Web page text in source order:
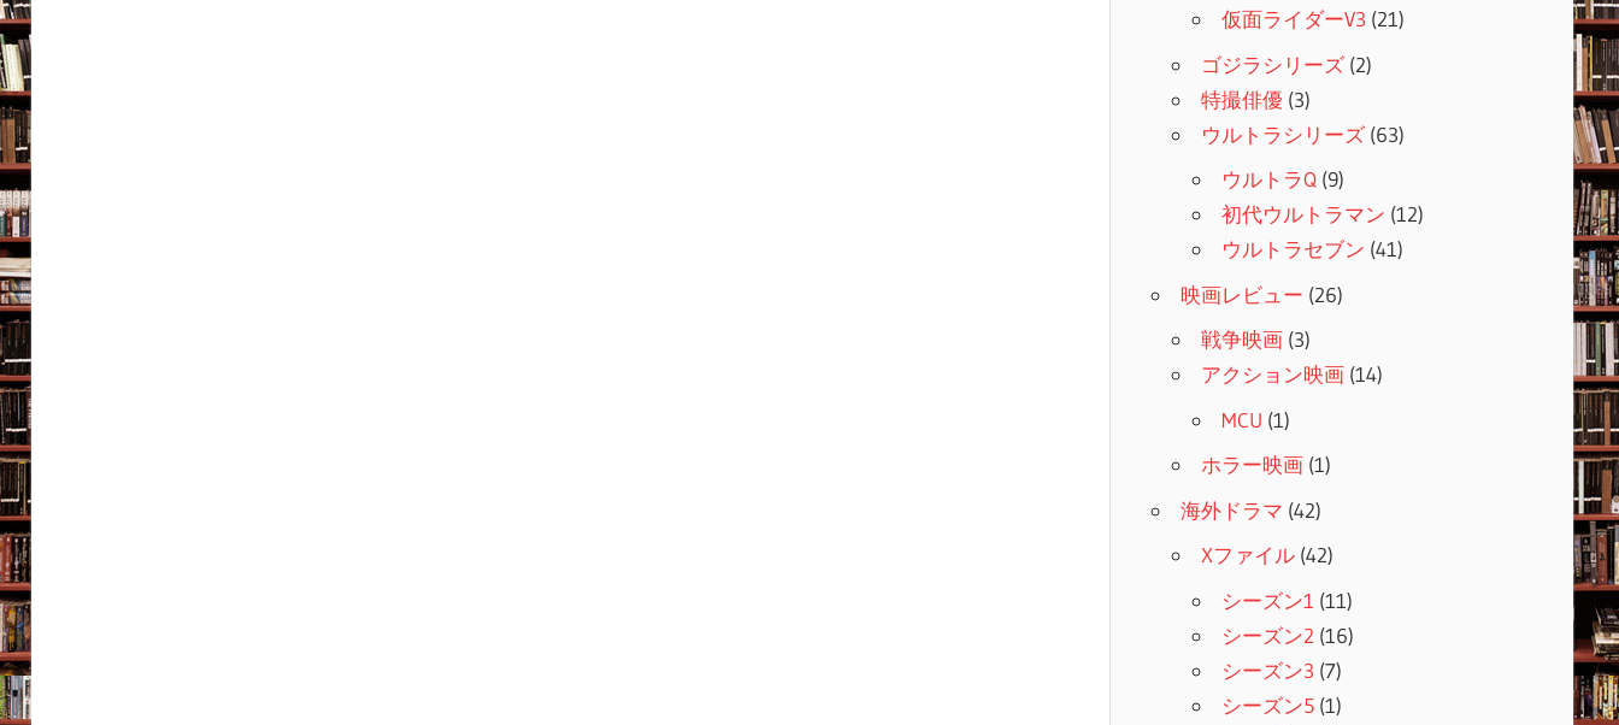
仮面ライダーV3 (21)
ゴジラシリーズ(2)
特撮俳優 (3)
ウルトラシリーズ(63)
ウルトラQ(9)
初代ウルトラマン (12)
ウルトラセブン (41)
映画レビュー (26)
戦争映画(3)
アクション映画(14)
MCU (1)
ホラー映画(1)
海外ドラマ (42)
Xファイル(42)
シーズン1 (11)
シーズン2 (16)
シーズン3 (7)
シーズン5(1)